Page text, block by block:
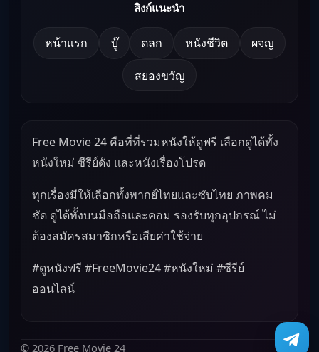
ลิงก์แนะนำ
หน้าแรก บู๊ ตลก หนังชีวิต ผจญ
สยองขวัญ
Free Movie 24 คือที่ที่รวมหนังให้ดูฟรี เลือกดูได้ทั้ง
หนังใหม่ ซีรีย์ดัง และหนังเรื่องโปรด
ทุกเรื่องมีให้เลือกทั้งพากย์ไทยและซับไทย ภาพคม
ชัด ดูได้ทั้งบนมือถือและคอม รองรับทุกอุปกรณ์ ไม่
ต้องสมัครสมาชิกหรือเสียค่าใช้จ่าย
#ดูหนังฟรี #FreeMovie24 #หนังใหม่ #ซีรีย์
ออนไลน์
© 2026 Free Movie 24